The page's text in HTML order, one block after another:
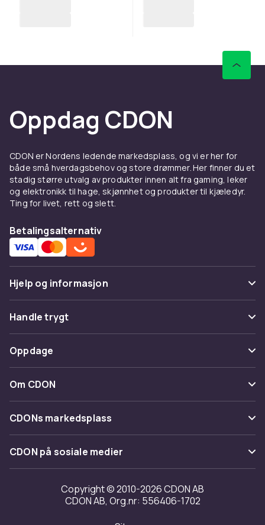
Oppdag CDON
CDON er Nordens ledende markedsplass, og vi er her for
både små hverdagsbehov og store drømmer. Her finner du et
stadig større utvalg av produkter innen alt fra gaming, leker
og elektronikk til hage, skjønnhet og produkter til kjæledyr.
Ting for livet, rett og slett.
Betalingsalternativ
Hjelp og informasjon
Vanlige spørsmål
Spor pakke
Angre & returner her
Kontakt oss
Handle trygt
Betaling
Levering
Tilbakekallinger
Oppdage
Kategorier
Varemerker
Om CDON
Om oss
Kundeanmeldelser
Jobbe på CDON
Investor relations
Tilgjengelighet
CDONs markedsplass
Merchant Help Center
CDON på sosiale medier
Copyright © 2010-2026 CDON AB
CDON AB, Org.nr: 556406-1702